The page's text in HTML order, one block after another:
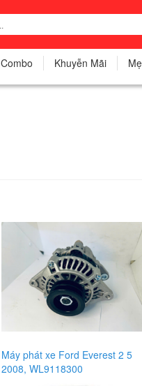
Combo Khuyễn Mãi
Máy phát xe Ford Everest 2 5
2008, WL9118300